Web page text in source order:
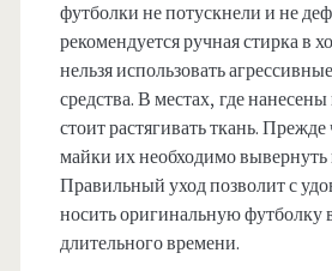
футболки не потускнели и не
рекомендуется ручная стирка в
нельзя использовать
средства. В местах, где
стоит растягивать ткань. Прежде
майки их необходимо вывернуть
Правильный уход позволит с
носить оригинальную футболку
длительного времени.